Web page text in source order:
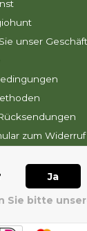
unser Geschäft
zum Widerruf
Ja
bitte